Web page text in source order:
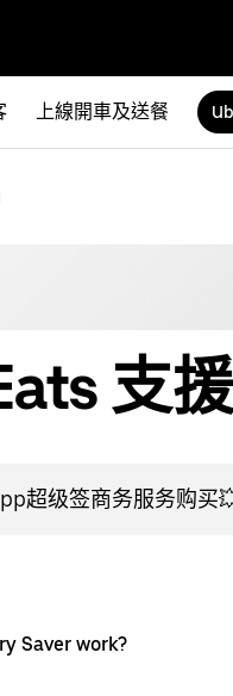
上線開車及送餐
支
Saver work?